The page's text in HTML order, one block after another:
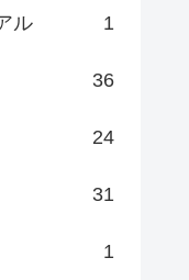
ル 1
36
24
31
1